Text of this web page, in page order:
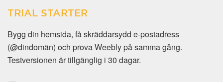
TRIAL STARTER
Bygg din hemsida, få skräddarsydd e-postadress
(@dindomän) och prova Weebly på samma gång.
Testversionen är tillgänglig i 30 dagar.